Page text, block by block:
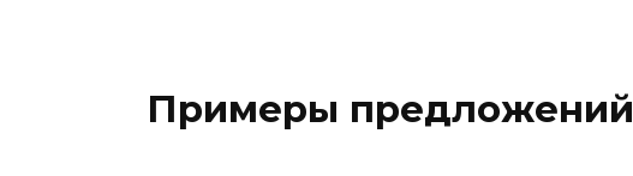
Примеры предложений